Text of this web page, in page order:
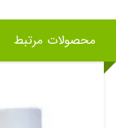
محصولات مرتبط